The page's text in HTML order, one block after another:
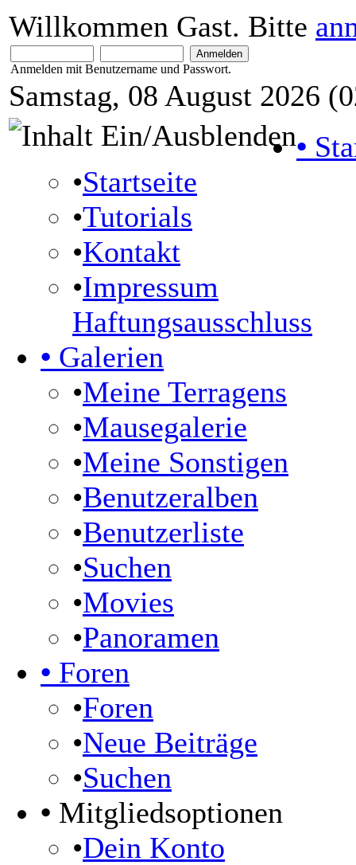
Willkommen Gast. Bitte
Anmelden mit Benutzername und Passwort.
Samstag, 08 August 2026
•
•Startseite
•Tutorials
•Kontakt
•Impressum
Haftungsausschluss
• Galerien
•Meine Terragens
•Mausegalerie
•Meine Sonstigen
•Benutzeralben
•Benutzerliste
•Suchen
•Movies
•Panoramen
• Foren
•Foren
•Neue Beiträge
•Suchen
• Mitgliedsoptionen
•Dein Konto